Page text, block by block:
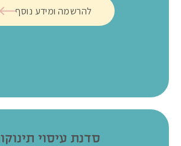
להרשמה ומידע נוסף
סדנת עיסוי